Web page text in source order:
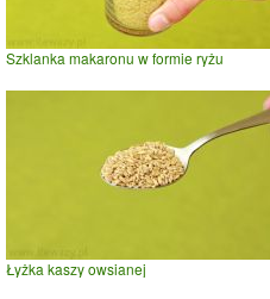
Szklanka makaronu w formie ryżu
Łyżka kaszy owsianej